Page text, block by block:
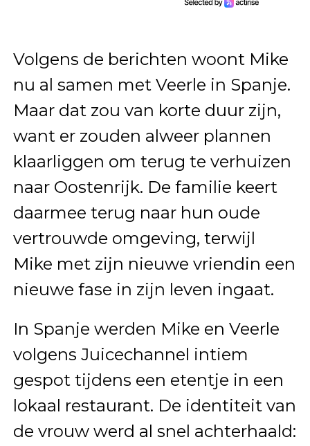
Volgens de berichten woont Mike
nu al samen met Veerle in Spanje.
Maar dat zou van korte duur zijn,
want er zouden alweer plannen
klaarliggen om terug te verhuizen
naar Oostenrijk. De familie keert
daarmee terug naar hun oude
vertrouwde omgeving, terwijl
Mike met zijn nieuwe vriendin een
nieuwe fase in zijn leven ingaat.
In Spanje werden Mike en Veerle
volgens Juicechannel intiem
gespot tijdens een etentje in een
lokaal restaurant. De identiteit van
de vrouw werd al snel achterhaald: